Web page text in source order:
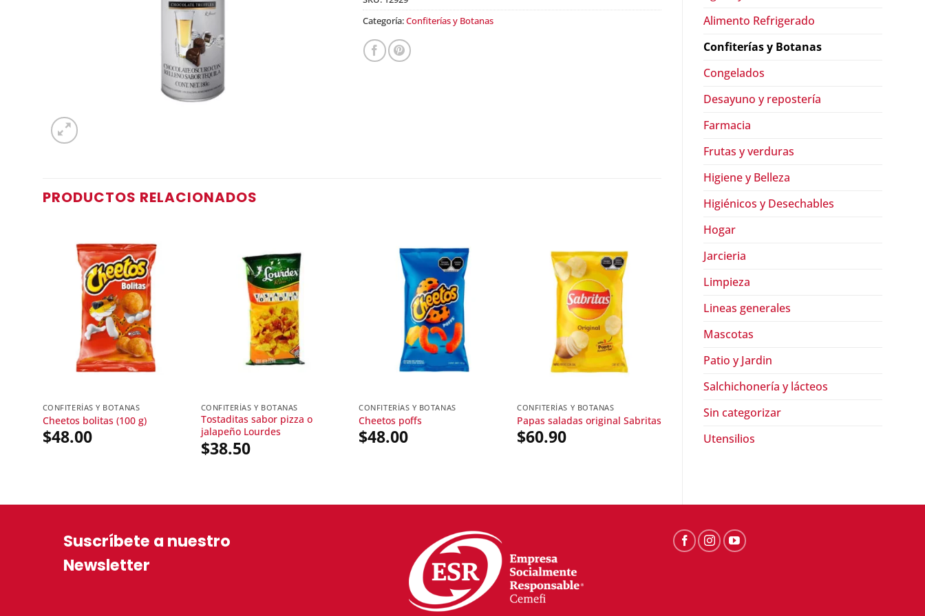
Alimento Refrigerado
Confiterías y Botanas
Congelados
Desayuno y repostería
Farmacia
Frutas y verduras
Higiene y Belleza
Higiénicos y Desechables
Hogar
Jarcieria
Limpieza
Lineas generales
Mascotas
Patio y Jardin
Salchichonería y lácteos
Sin categorizar
Utensilios
Categoría:Confiterías y Botanas
PRODUCTOS RELACIONADOS
CONFITERÍAS Y BOTANAS
Cheetos bolitas (100 g)
$48.00
CONFITERÍAS Y BOTANAS
Tostaditas sabor pizza o
jalapeño Lourdes
$38.50
CONFITERÍAS Y BOTANAS
Cheetos poffs
$48.00
CONFITERÍAS Y BOTANAS
Papas saladas original Sabritas
$60.90
CONFITERÍAS Y BOTANAS
Bombones medianos blancos
De La Rosa
50.50
Suscríbete a nuestro
Newsletter